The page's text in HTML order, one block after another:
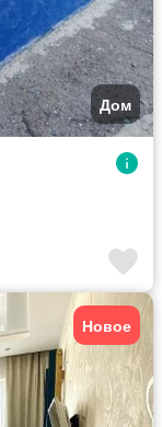
Дом
Новое